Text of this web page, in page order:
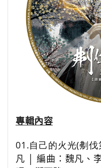
專輯內容
01.自己的火光(刜
凡
│ 編曲：魏凡、